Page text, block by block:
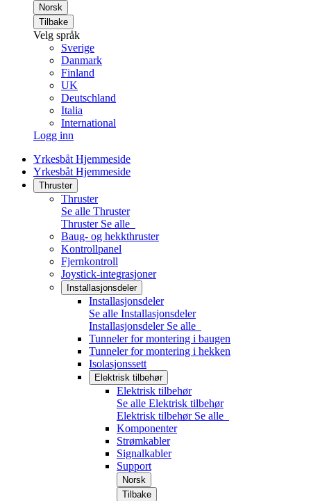
Norsk
Tilbake
Velg språk
Sverige
Danmark
Finland
UK
Deutschland
Italia
International
Logg inn
Yrkesbåt Hjemmeside
Yrkesbåt Hjemmeside
Thruster
Thruster
Se alle Thruster
Thruster Se alle
Baug- og hekkthruster
Kontrollpanel
Fjernkontroll
Joystick-integrasjoner
Installasjonsdeler
Installasjonsdeler
Se alle Installasjonsdeler
Installasjonsdeler Se alle
Tunneler for montering i baugen
Tunneler for montering i hekken
Isolasjonssett
Elektrisk tilbehør
Elektrisk tilbehør
Se alle Elektrisk tilbehør
Elektrisk tilbehør Se alle
Komponenter
Strømkabler
Signalkabler
Support
Norsk
Tilbake